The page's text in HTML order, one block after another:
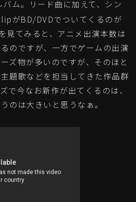
ム。リード曲に加えて、シン
がBD/DVDでついてくるのが
見てみると、アニメ出演本数は
のですが、一方でゲームの出演
ズ物が多いのですが、そのほと
題歌などを担当してきた作品群
で今なお新作が出てくるのは、
のは大きいと思うなぁ。